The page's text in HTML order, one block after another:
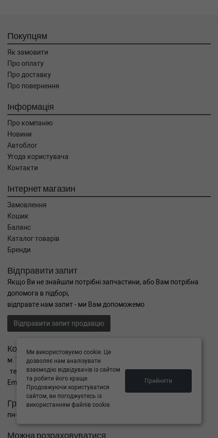
Покупцям
Як замовити
Про оплату
Про доставку
Про повернення
Інформація
Про компанію
Новини
Автоблог
Угода користувача
Контакти
Інтернет магазин
Замовлення
Кошик
Баланс
Каталог товарів
Бренди
Відправити запит
Якщо Ви не знайшли потрібні запчастини, або Вам потрібна
допомога в підборі,
відправте нам запит - ми Вам допоможемо
Відправити запит продавцю
Контакти
м. Тернопіль вул. Микулинецька 106а
тел. +38(099)650-59-19
Email. autokitparts@yahoo.com
Графік роботи
пн-пт з 9:00 до 17:00, сб - вихідний, нд - вихідний
Можна розраховуватися
Ми використовуємо cookie. Це
дозволяє нам аналізувати
взаємодію відвідувачів із сайтом
та робити його краще.
Продовжуючи користуватися
сайтом, ви погоджуєтесь із
використанням файлів cookie.
Прийняти